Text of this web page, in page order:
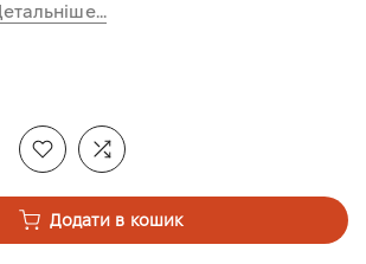
Додати в кошик